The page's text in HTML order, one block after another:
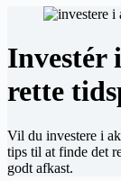
Investér
rette
Vil du investere i
tips til at finde det
godt afkast.